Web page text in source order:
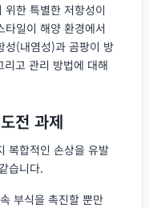
한 특별한 저항성이
타일이 해양 환경에서
성(내염성)과 곰팡이 방
고 관리 방법에 대해
전 과제
복합적인 손상을 유발
습니다.
부식을 촉진할 뿐만